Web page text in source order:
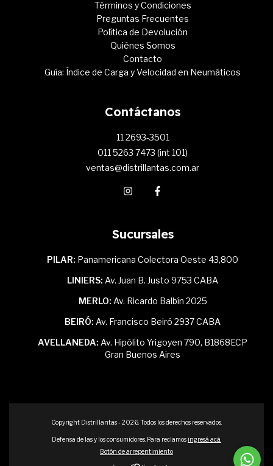
Términos y Condiciones
Preguntas Frecuentes
Política de Devolución
Quiénes Somos
Contacto
Guía: Índice de Carga y Velocidad en Neumáticos
Contáctanos
11 2693-3501
011 5263 7473 (int 101)
ventas@distrillantas.com.ar
Sucursales
PILAR: Panamericana Colectora Oeste 43,800
LINIERS: Av. Juan B. Justo 9753 CABA
MERLO: Av. Ricardo Balbín 2025
BEIRÓ: Av. Francisco Beiró 2937 CABA
AVELLANEDA: Av. Hipólito Yrigoyen 790, B1868ECP
Gran Buenos Aires
Copyright Distrillantas - 2026. Todos los derechos reservados.
Defensa de las y los consumidores. Para reclamos ingresá acá.
Botón de arrepentimiento